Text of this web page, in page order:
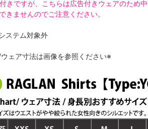
きですが、こちらは広告付きウェアのため
きませんのでご注意ください。
ステム対象外
ェア寸法は画像を参照ください※